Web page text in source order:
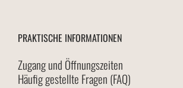
PRAKTISCHE INFORMATIONEN
Zugang und Öffnungszeiten
Häufig gestellte Fragen (FAQ)